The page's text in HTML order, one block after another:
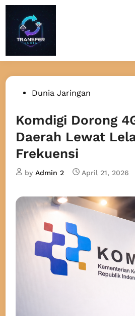
Skip
content
PostedDunia Jaringan
Komdigi Dorong
Daerah Lewat
Frekuensi
byAdmin 2 April 21, 2026